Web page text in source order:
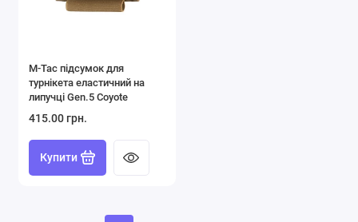
M-Tac підсумок для
турнікета еластичний на
липучці Gen.5 Coyote
415.00 грн.
Купити